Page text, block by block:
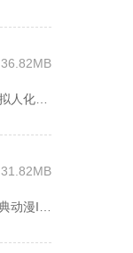
36.82MB
碧蓝航线以舰船拟人化为核心载体，将各类历史战舰塑造成风格各异...
31.82MB
一骑学院依托经典动漫IP改编，把三国武将化身学院少女角色，主...